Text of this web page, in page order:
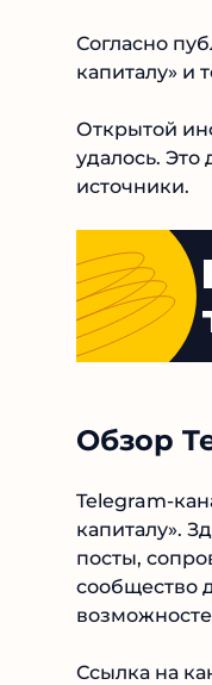
Согласно
капиталу» и
Открытой
удалось.
источники.
Обзор
Telegram-
капиталу».
посты,
сообщество
Ссылка на